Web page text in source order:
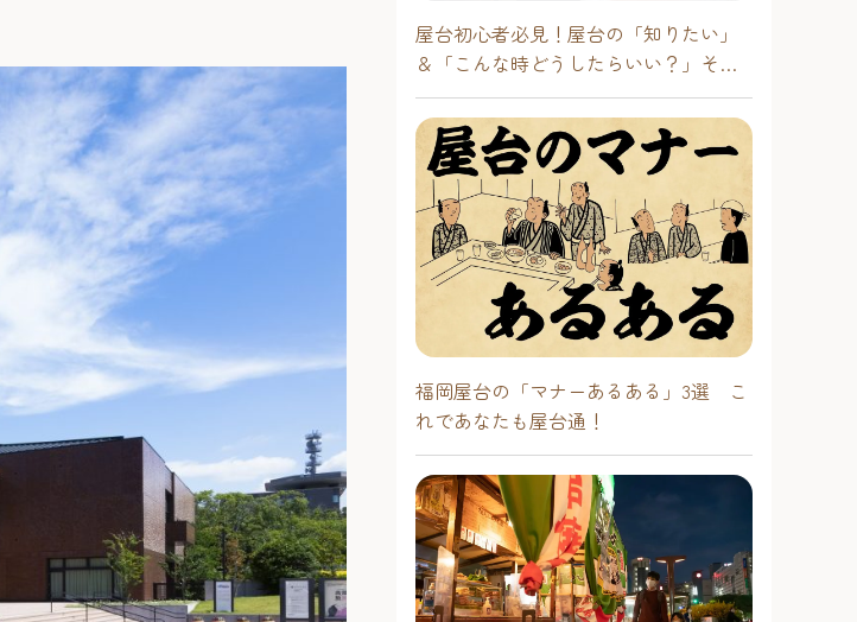
屋台初心者必見！屋台の「知りたい」
＆「こんな時どうしたらいい？」その
疑問に答えます！
福岡屋台の「マナーあるある」3選 こ
れであなたも屋台通！